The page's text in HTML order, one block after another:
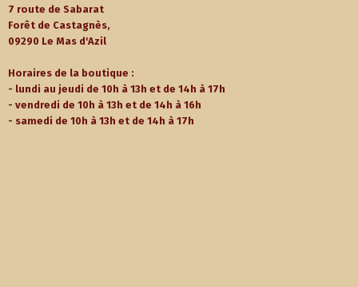
7 route de Sabarat
Forêt de Castagnès,
09290 Le Mas d'Azil
Horaires de la boutique :
- lundi au jeudi de 10h à 13h et de 14h à 17h
- vendredi de 10h à 13h et de 14h à 16h
- samedi de 10h à 13h et de 14h à 17h